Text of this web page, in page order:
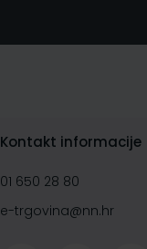
Kontakt informacije
01 650 28 80
e-trgovina@nn.hr